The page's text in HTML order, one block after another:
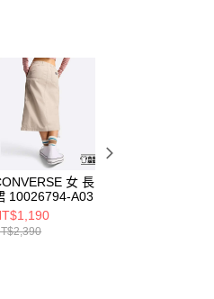
女 長
10026794-A03